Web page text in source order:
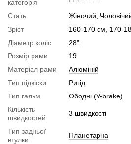
категорія
Стать Жіночий
Зріст
160-170 см, 170-
Діаметр коліс
28"
Розмір рами
19
Матеріал рами
Алюміній
Тип підвіски
Ригід
Тип гальм
Ободні (V-brake)
Кількість
швидкостей
3 швидкості
Тип задньої
втулки
Планетарна